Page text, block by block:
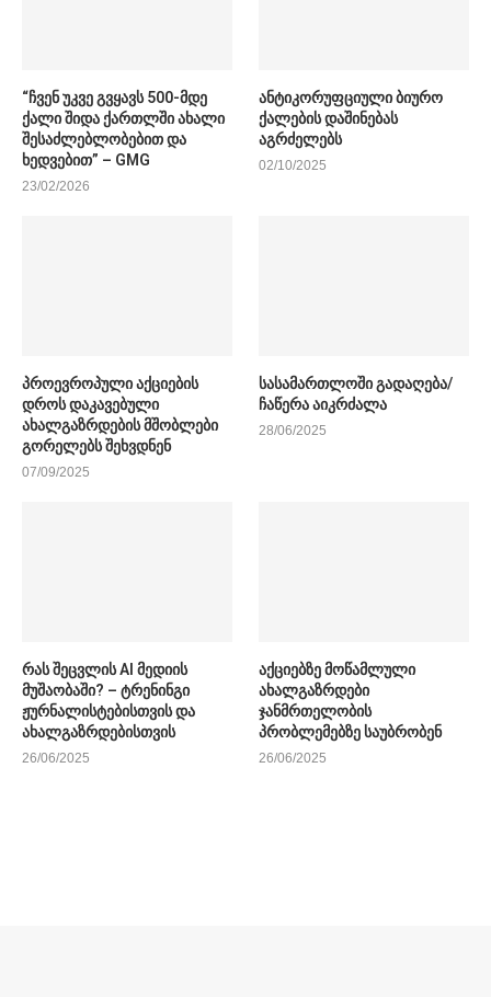
“ჩვენ უკვე გვყავს 500-მდე
ქალი შიდა ქართლში ახალი
შესაძლებლობებით და
ხედვებით” – GMG
23/02/2026
ანტიკორუფციული ბიურო
ქალების დაშინებას
აგრძელებს
02/10/2025
პროევროპული აქციების
დროს დაკავებული
ახალგაზრდების მშობლები
გორელებს შეხვდნენ
07/09/2025
სასამართლოში გადაღება/
ჩაწერა აიკრძალა
28/06/2025
რას შეცვლის AI მედიის
მუშაობაში? – ტრენინგი
ჟურნალისტებისთვის და
ახალგაზრდებისთვის
26/06/2025
აქციებზე მოწამლული
ახალგაზრდები
ჯანმრთელობის
პრობლემებზე საუბრობენ
26/06/2025